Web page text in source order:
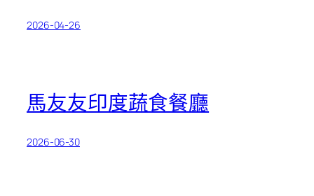
2026-04-26
馬友友印度蔬食餐廳
2026-06-30